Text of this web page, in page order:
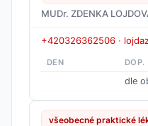
MUDr. ZDENKA
+420326362506 ·
DEN DOP.
dle
všeobecné praktické